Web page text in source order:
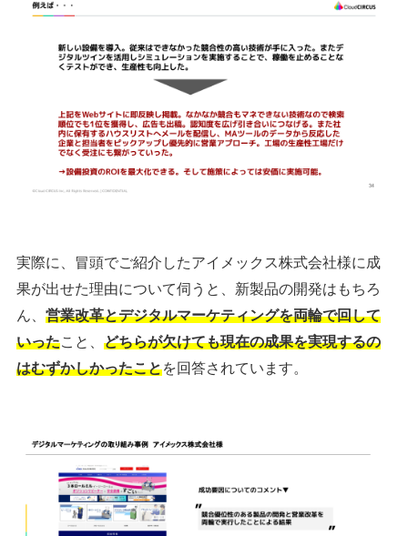
実際に、冒頭でご紹介したアイメックス株式会社様に成
果が出せた理由について伺うと、新製品の開発はもちろ
ん、 営業改革とデジタルマーケティングを両輪で回して
いったこと、 どちらが欠けても現在の成果を実現するの
はむずかしかったことを回答されています。